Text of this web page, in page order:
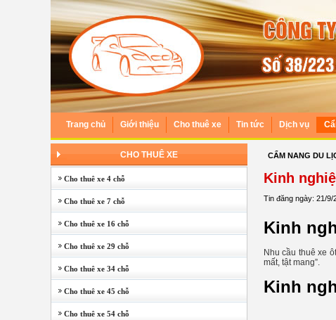
Trang chủ Giới thiệu Cho thuê xe Tin tức Dịch vụ
CHO THUÊ XE
Cho thuê xe 4 chỗ
Cho thuê xe 7 chỗ
Cho thuê xe 16 chỗ
Cho thuê xe 29 chỗ
Cho thuê xe 34 chỗ
Cho thuê xe 45 chỗ
Cho thuê xe 54 chỗ
CẨM NANG DU
Kinh
Tin đăng ngày: 21/9/
Kinh
Nhu cầu thuê xe
mất, tật mang”.
Kinh